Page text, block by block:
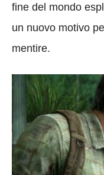
fine del mondo
un nuovo motivo
mentire.